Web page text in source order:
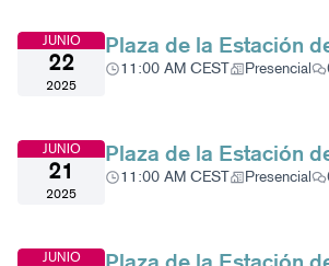
JUNIO
22
2025
Plaza de la Estación
11:00 AM CEST Presencial
JUNIO
21
2025
Plaza de la Estación
11:00 AM CEST Presencial
JUNIO